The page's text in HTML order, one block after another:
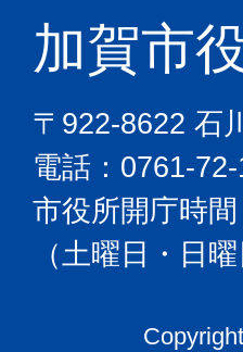
加賀市
〒922-8622 石
電話：0761-
市役所開庁時
（土曜日・日